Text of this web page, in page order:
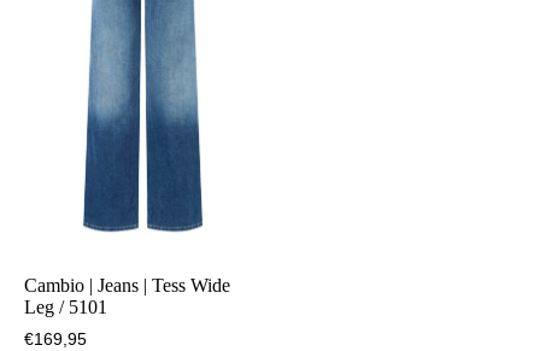
Cambio | Jeans | Tess Wide
Leg / 5101
€169,95